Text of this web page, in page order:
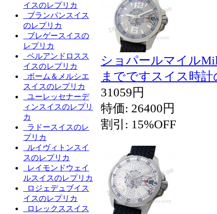
イスのレプリカ
ブランパンスイス
のレプリカ
ブレゲースイスの
レプリカ
ベルアンドロスス
イスのレプリカ
ボーム＆メルシエ
スイスのレプリカ
ユーレッセナーデ
ィンスイスのレプリ
カ
ラドースイスのレ
プリカ
ルイヴィトンスイ
スのレプリカ
レイモンドウェイ
ルスイスのレプリカ
ロジェデュブイス
イスのレプリカ
ロレックススイス
ショパールマイル
までですスイス時
31059円
特価: 26400円
割引: 15%OFF